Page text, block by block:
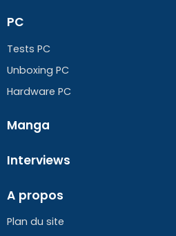
PC
Tests PC
Unboxing PC
Hardware PC
Manga
Interviews
A propos
Plan du site